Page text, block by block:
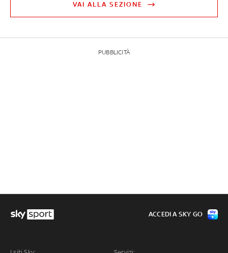
VAI ALLA SEZIONE
PUBBLICITÀ
ACCEDI A SKY GO